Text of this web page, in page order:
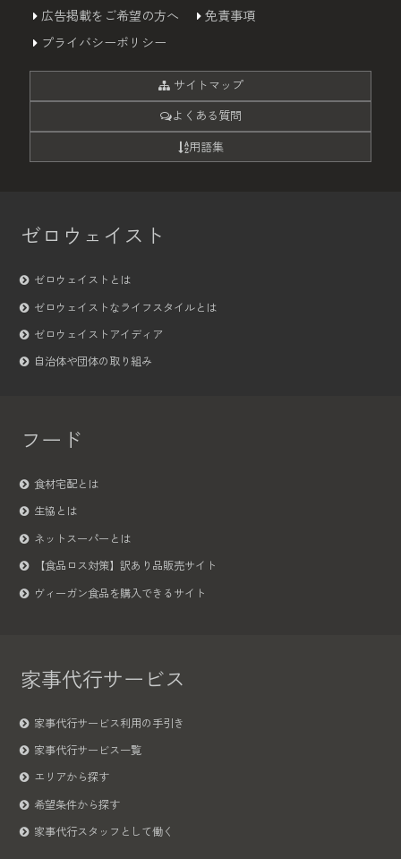
広告掲載をご希望の方へ
免責事項
プライバシーポリシー
サイトマップ
よくある質問
用語集
ゼロウェイスト
ゼロウェイストとは
ゼロウェイストなライフスタイルとは
ゼロウェイストアイディア
自治体や団体の取り組み
フード
食材宅配とは
生協とは
ネットスーパーとは
【食品ロス対策】訳あり品販売サイト
ヴィーガン食品を購入できるサイト
家事代行サービス
家事代行サービス利用の手引き
家事代行サービス一覧
エリアから探す
希望条件から探す
家事代行スタッフとして働く